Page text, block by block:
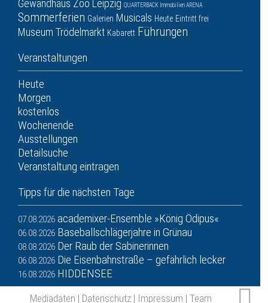
Gewandhaus Zoo Leipzig QUARTERBACK Immobilien ARENA
Sommerferien Galerien Musicals Heute Eintritt frei
Museum Trödelmarkt Kabarett Führungen
Veranstaltungen
Heute
Morgen
kostenlos
Wochenende
Ausstellungen
Detailsuche
Veranstaltung eintragen
Tipps für die nächsten Tage
07.08.2026 academixer-Ensemble »König Ödipus«
06.08.2026 Baseballschlägerjahre in Grünau
08.08.2026 Der Raub der Sabinerinnen
06.08.2026 Die Eisenbahnstraße – gefährlich lecker
16.08.2026 HIDDENSEE
Mediadaten | Datenschutz | Impressum | Team